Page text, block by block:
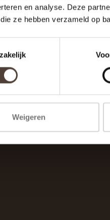
en analyse. Deze
ze hebben verzameld op
Weigeren